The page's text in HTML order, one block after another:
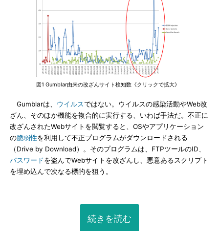
図1 Gumblar由来の改ざんサイト検知数《クリックで拡大》
Gumblarは、 ウイルスではない。ウイルスの感染活動やWeb改
ざん、そのほか機能を複合的に実行する、いわば手法だ。不正に
改ざんされたWebサイトを閲覧すると、OSやアプリケーション
の脆弱性を利用して不正プログラムがダウンロードされる
（Drive by Download）。そのプログラムは、FTPツールのID、
パスワードを盗んでWebサイトを改ざんし、悪意あるスクリプト
を埋め込んで次なる標的を狙う。
続きを読む